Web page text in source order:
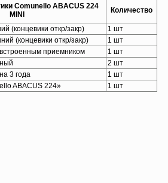
Comunello ABACUS 224
MINI
Количество
(концевики откр/закр)
1 шт
(концевики откр/закр)
1 шт
приемником
1 шт
2 шт
3 года
1 шт
ABACUS 224»
1 шт